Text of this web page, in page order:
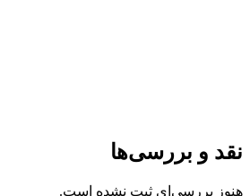
نقد و بررسی‌ها
هنوز بررسی‌ای ثبت نشده است.